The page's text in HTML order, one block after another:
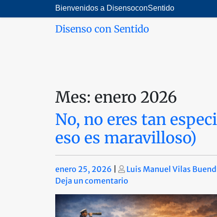
al
Bienvenidos a DisensoconSentido
Disenso con Sentido
Mes: enero 2026
No, no eres tan
eso es maravilloso)
Publicado
enero 25, 2026 Publicado
Luis Manuel Vilas
Deja un comentario
No,
no
eres